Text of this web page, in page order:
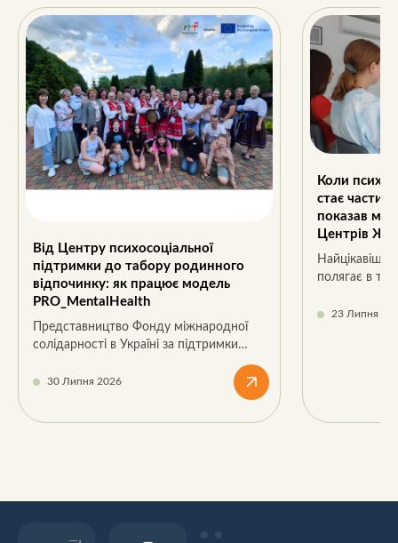
Від Центру психосоціальної
підтримки до табору родинного
відпочинку: як працює модель
PRO_MentalHealth
Представництво Фонду міжнародної
солідарності в Україні за підтримки
розвиває систему психосоціальної
30 Липня 2026
Коли
стає
показав
Центрів
полягає в
23 Липня